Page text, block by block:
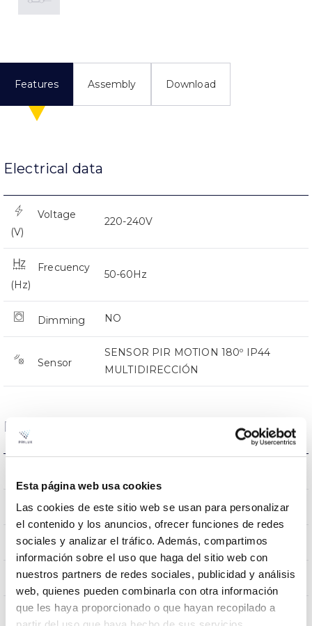
Esta página web usa cookies
Las cookies de este sitio web se usan para personalizar
el contenido y los anuncios, ofrecer funciones de redes
sociales y analizar el tráfico. Además, compartimos
información sobre el uso que haga del sitio web con
nuestros partners de redes sociales, publicidad y análisis
web, quienes pueden combinarla con otra información
que les haya proporcionado o que hayan recopilado a
Features Assembly Download
Electrical data
Voltage
(V)
220-240V
Frecuency
(Hz)
50-60Hz
Dimming NO
Sensor
SENSOR PIR MOTION 180º IP44
MULTIDIRECCIÓN
Dimensions and Mounting
Measures 98x87x78mm
Mounting position Surface
Linkable NO